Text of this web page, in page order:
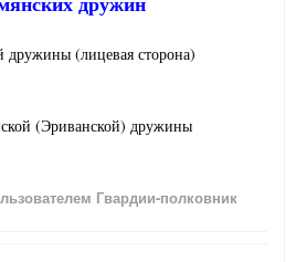
дружины (лицевая сторона)
(Эриванской) дружины
Гвардии-полковник